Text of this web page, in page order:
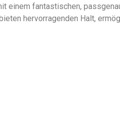
einem fantastischen,
hervorragenden Halt,